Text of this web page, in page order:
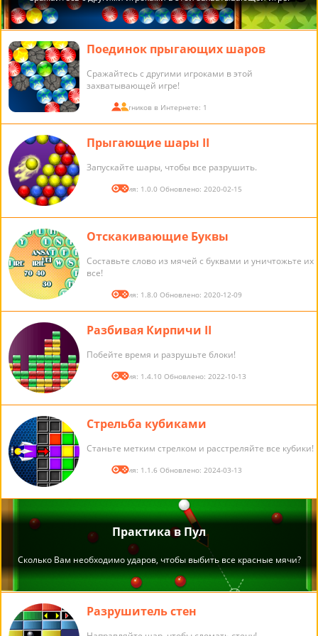
Поединок прыгающих шаров
Сражайтесь с другими игроками в этой
захватывающей игре!
Участников в Интернете: 1
Прыгающие шары II
Запускайте шары, чтобы все разрушить.
Версия: 1.0.0 Обновлено: 2020-02-15
Отскакивающие Буквы
Составьте слово из мячей с буквами и уничтожьте их
все!
Версия: 1.8.0 Обновлено: 2020-12-09
Разбивая Кирпичи II
Побейте время и разрушьте блоки!
Версия: 1.4.10 Обновлено: 2022-10-13
Стрельба кубиками
Станьте метким стрелком и расстреляйте все кубики!
Версия: 1.1.6 Обновлено: 2024-03-13
Разрушитель стен